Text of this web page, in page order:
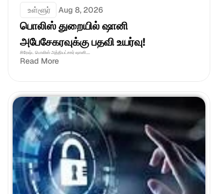
உள்ளூர் Aug 8, 2026
பொலிஸ் துறையில் ஷானி
அபேசேகரவுக்கு பதவி உயர்வு!
சிரேஷ்ட பொலிஸ் அத்தியட்சகர் ஷானி....
Read More